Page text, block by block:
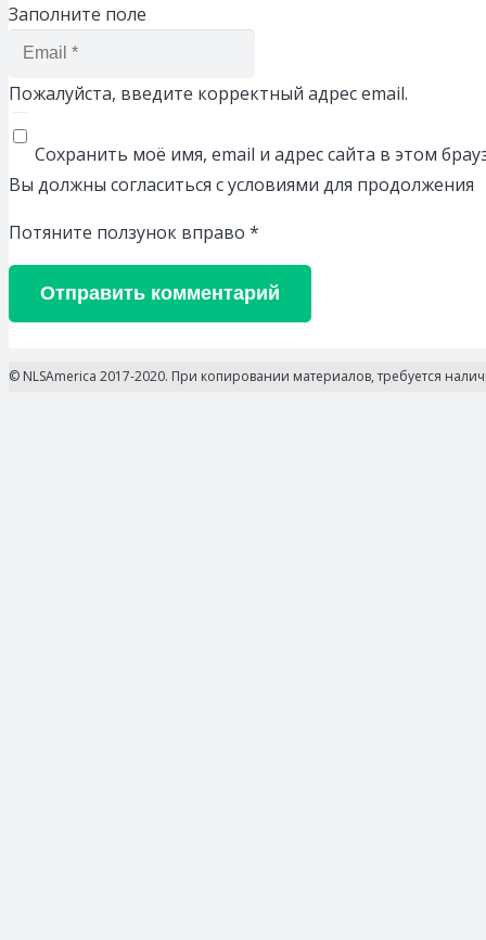
Заполните поле
Пожалуйста, введите корректный адрес email.
Сохранить моё имя, email и адрес сайта в этом
Вы должны согласиться с условиями для продолжения
Потяните ползунок вправо *
Отправить комментарий
© NLSAmerica 2017-2020. При копировании материалов, требуется